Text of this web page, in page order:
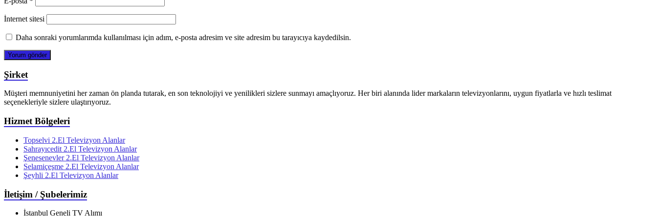
İnternet sitesi
Daha sonraki yorumlarımda kullanılması için adım, e-posta adresim ve site adresim bu tarayıcıya kaydedilsin.
Şirket
Müşteri memnuniyetini her zaman ön planda tutarak, en son teknolojiyi ve yenilikleri sizlere sunmayı amaçlıyoruz. Her biri alanında lider markaların televizyonlarını, uygun fiyatlarla ve hızlı teslimat
seçenekleriyle sizlere ulaştırıyoruz.
Hizmet Bölgeleri
Topselvi 2.El Televizyon Alanlar
Sahrayıcedit 2.El Televizyon Alanlar
Şenesenevler 2.El Televizyon Alanlar
Selamiçeşme 2.El Televizyon Alanlar
Şeyhli 2.El Televizyon Alanlar
İletişim / Şubelerimiz
İstanbul Geneli TV Alımı